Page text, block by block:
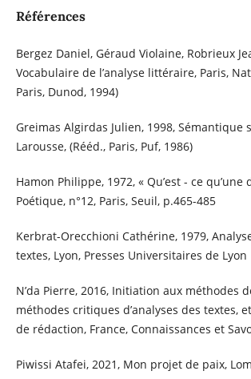
Références
Bergez Daniel, Géraud Violaine, Robrieux
Vocabulaire de l’analyse littéraire, Paris,
Paris, Dunod, 1994)
Greimas Algirdas Julien, 1998, Sémantique
Larousse, (Rééd., Paris, Puf, 1986)
Hamon Philippe, 1972, « Qu’est - ce qu’une
Poétique, n°12, Paris, Seuil, p.465-485
Kerbrat-Orecchioni Cathérine, 1979,
textes, Lyon, Presses Universitaires de Lyon
N’da Pierre, 2016, Initiation aux méthodes
méthodes critiques d’analyses des textes,
de rédaction, France, Connaissances et
Piwissi Atafei, 2021, Mon projet de paix,